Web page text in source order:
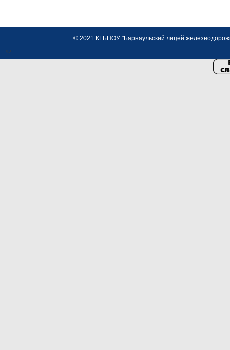
© 2021 КГБПОУ "Барнаульский лицей
<>